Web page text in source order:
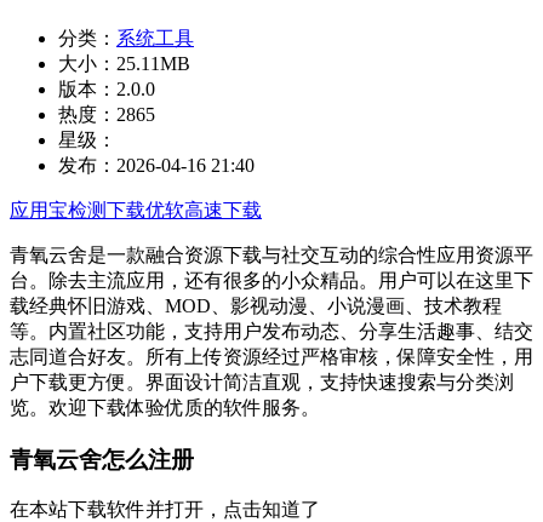
分类： 系统工具
大小： 25.11MB
版本： 2.0.0
热度： 2865
星级：
发布： 2026-04-16 21:40
应用宝检测下载优软高速下载
青氧云舍是一款融合‌资源下载与社交互动‌的综合性应用资源平
台。除去主流应用，还有很多的小众精品。用户可以在这里下
载经典怀旧游戏、MOD、影视动漫、小说漫画、技术教程
等。内置社区功能，支持用户发布动态、分享生活趣事、结交
志同道合好友。所有上传资源经过严格审核，保障安全性，用
户下载更方便。界面设计简洁直观，支持快速搜索与分类浏
览。欢迎下载体验优质的软件服务。
青氧云舍怎么注册
在本站下载软件并打开，点击知道了